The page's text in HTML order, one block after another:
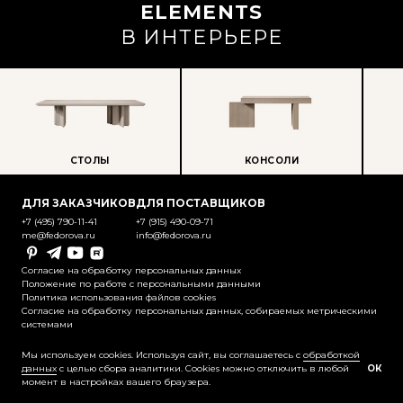
ELEMENTS
В ИНТЕРЬЕРЕ
СТОЛЫ КОНСОЛИ
ДЛЯ ЗАКАЗЧИКОВ
+7 (495) 790-11-41
me@fedorova.ru
ДЛЯ ПОСТАВЩИКОВ
+7 (915) 490-09-71
info@fedorova.ru
PinterestTelegramYouTubeRutube
Согласие на обработку персональных данных
Положение по работе с персональными данными
Политика использования файлов cookies
Согласие на обработку персональных данных, собираемых метрическими
системами
законодательством об авторском праве
Мы используем cookies. Используя сайт, вы соглашаетесь с обработкой
данных с целью сбора аналитики. Cookies можно отключить в любой
момент в настройках вашего браузера.
ОК